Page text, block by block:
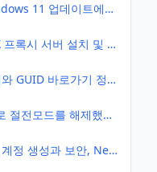
Microsoft의 10월 Windows 11 업데이트에서 "로컬호스트" 기능이 작동하지 않아 HTTP/2를 통해 127.0.0.1로 다시 연결하는 애플리케이션이 제대로 작동하지 않게 되었습니다.
Mattermost용 NGINX 프록시 서버 설치 및 구성 가이드
Windows 11 CLSID 키와 GUID 바로가기 정리
어떤 장치가 마지막으로 절전모드를 해제했는지 알아내고 해당 장치(예: 마우스)의 해제 권한을 제거
DocumentDB의 설치, 계정 생성과 보안, Next.js 연동 및 활용법